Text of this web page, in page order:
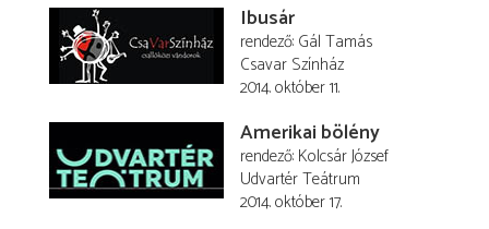
Ibusár
rendező Gál Tamás
Csavar Színház
2014. október 11.
Amerikai bölény
rendező Kolcsár József
Udvartér Teátrum
2014. október 17.